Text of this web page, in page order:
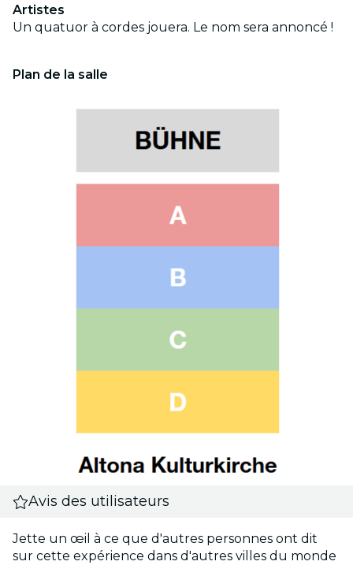
Artistes
Un quatuor à cordes jouera. Le nom sera annoncé !
Plan de la salle
Avis des utilisateurs
Jette un œil à ce que d'autres personnes ont dit
sur cette expérience dans d'autres villes du monde